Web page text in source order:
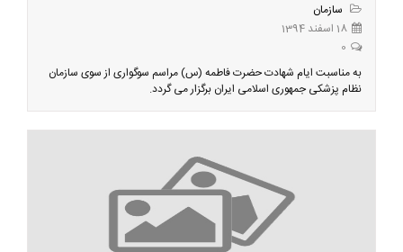
سازمان
18 اسفند 1394
0
به مناسبت ایام شهادت حضرت فاطمه (س) مراسم سوگواری از سوی سازمان
نظام پزشکی جمهوری اسلامی ایران برگزار می گردد.